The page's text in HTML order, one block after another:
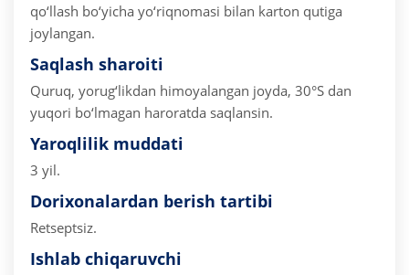
qo‘llash bo‘yicha yo‘riqnomasi bilan karton qutiga
joylangan.
Saqlash sharoiti
Quruq, yorug‘likdan himoyalangan joyda, 30°S dan
yuqori bo‘lmagan haroratda saqlansin.
Yaroqlilik muddati
3 yil.
Dorixonalardan berish tartibi
Retseptsiz.
Ishlab chiqaruvchi